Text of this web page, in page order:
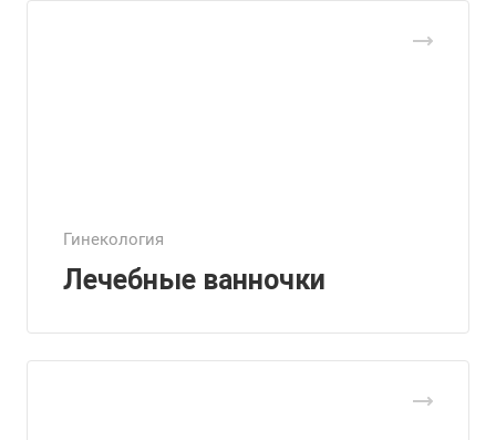
Гинекология
Лечебные ванночки